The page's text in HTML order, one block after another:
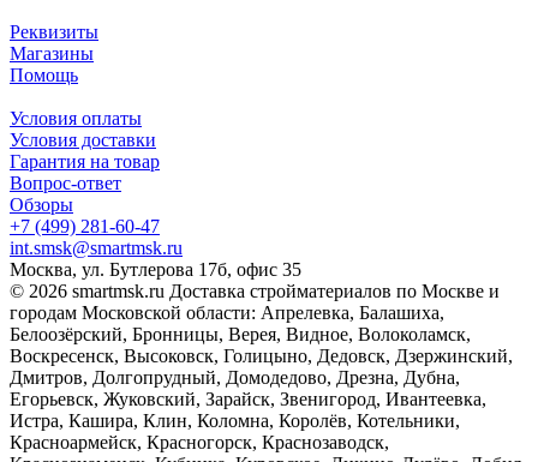
Реквизиты
Магазины
Помощь
Условия оплаты
Условия доставки
Гарантия на товар
Вопрос-ответ
Обзоры
+7 (499) 281-60-47
int.smsk@smartmsk.ru
Москва, ул. Бутлерова 17б, офис 35
© 2026 smartmsk.ru Доставка стройматериалов по Москве и
городам Московской области: Апрелевка, Балашиха,
Белоозёрский, Бронницы, Верея, Видное, Волоколамск,
Воскресенск, Высоковск, Голицыно, Дедовск, Дзержинский,
Дмитров, Долгопрудный, Домодедово, Дрезна, Дубна,
Егорьевск, Жуковский, Зарайск, Звенигород, Ивантеевка,
Истра, Кашира, Клин, Коломна, Королёв, Котельники,
Красноармейск, Красногорск, Краснозаводск,